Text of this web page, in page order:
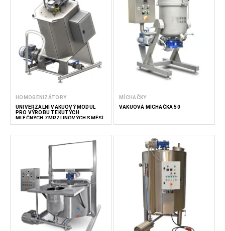
HOMOGENIZÁTORY
UNIVERZÁLNÍ VAKUOVÝ MODUL
PRO VÝROBU TEKUTÝCH
MLÉČNÝCH ZMRZLINOVÝCH SMĚSÍ
100
MÍCHAČKY
VAKUOVÁ MÍCHAČKA 50